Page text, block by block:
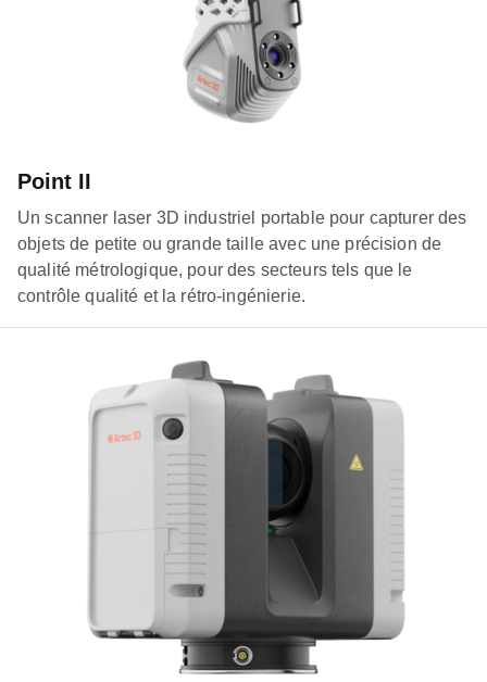
Point II
Un scanner laser 3D industriel portable pour capturer des
objets de petite ou grande taille avec une précision de
qualité métrologique, pour des secteurs tels que le
contrôle qualité et la rétro-ingénierie.